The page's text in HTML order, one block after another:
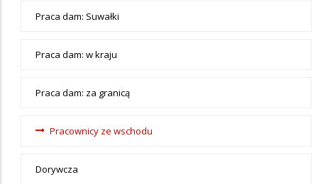
Praca dam: Suwałki
Praca dam: w kraju
Praca dam: za granicą
Pracownicy ze wschodu
Dorywcza